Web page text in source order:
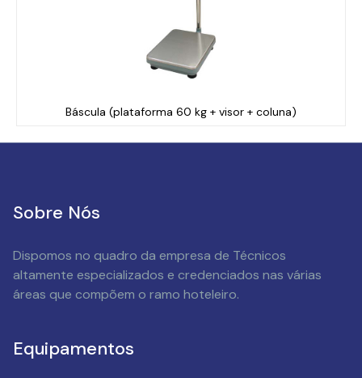
Báscula (plataforma 60 kg + visor + coluna)
Sobre Nós
Dispomos no quadro da empresa de Técnicos
altamente especializados e credenciados nas várias
áreas que compõem o ramo hoteleiro.
Equipamentos